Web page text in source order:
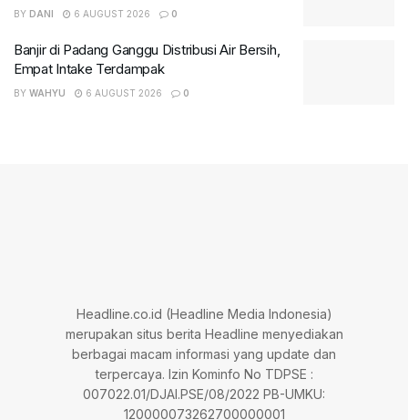
BY DANI 6 AUGUST 2026 0
Banjir di Padang Ganggu Distribusi Air Bersih,
Empat Intake Terdampak
BY WAHYU 6 AUGUST 2026 0
Headline.co.id (Headline Media Indonesia)
merupakan situs berita Headline menyediakan
berbagai macam informasi yang update dan
terpercaya. Izin Kominfo No TDPSE :
007022.01/DJAI.PSE/08/2022 PB-UMKU:
120000073262700000001